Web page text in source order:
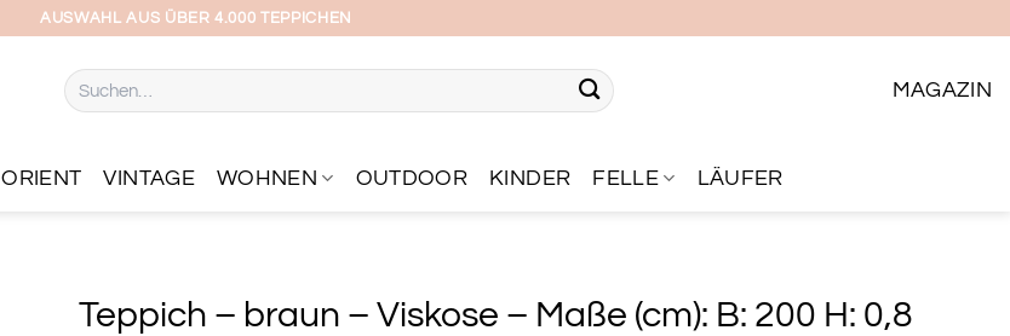
AUSWAHL AUS ÜBER 4.000 TEPPICHEN
Suchen
nach:
MAGAZIN
ORIENT VINTAGE WOHNEN OUTDOOR KINDER FELLE LÄUFER
Teppich – braun – Viskose – Maße (cm): B: 200 H: 0,8